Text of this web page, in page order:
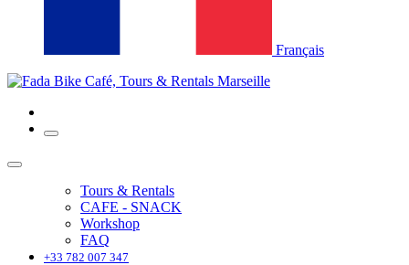
Français
Tours & Rentals
CAFE - SNACK
Workshop
FAQ
+33 782 007 347